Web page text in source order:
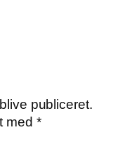
publiceret.
med *